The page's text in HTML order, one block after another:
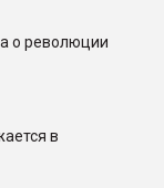
о революции
в